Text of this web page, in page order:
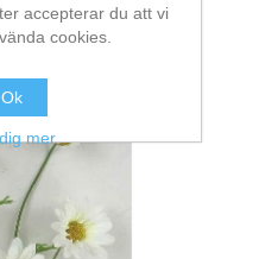
accepterar du att vi
cookies.
Ok
mer